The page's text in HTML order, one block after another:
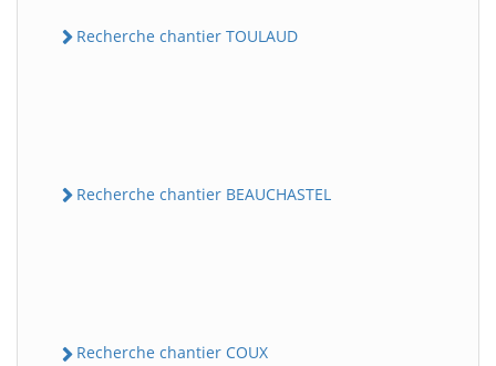
Recherche chantier TOULAUD
Recherche chantier BEAUCHASTEL
Recherche chantier COUX